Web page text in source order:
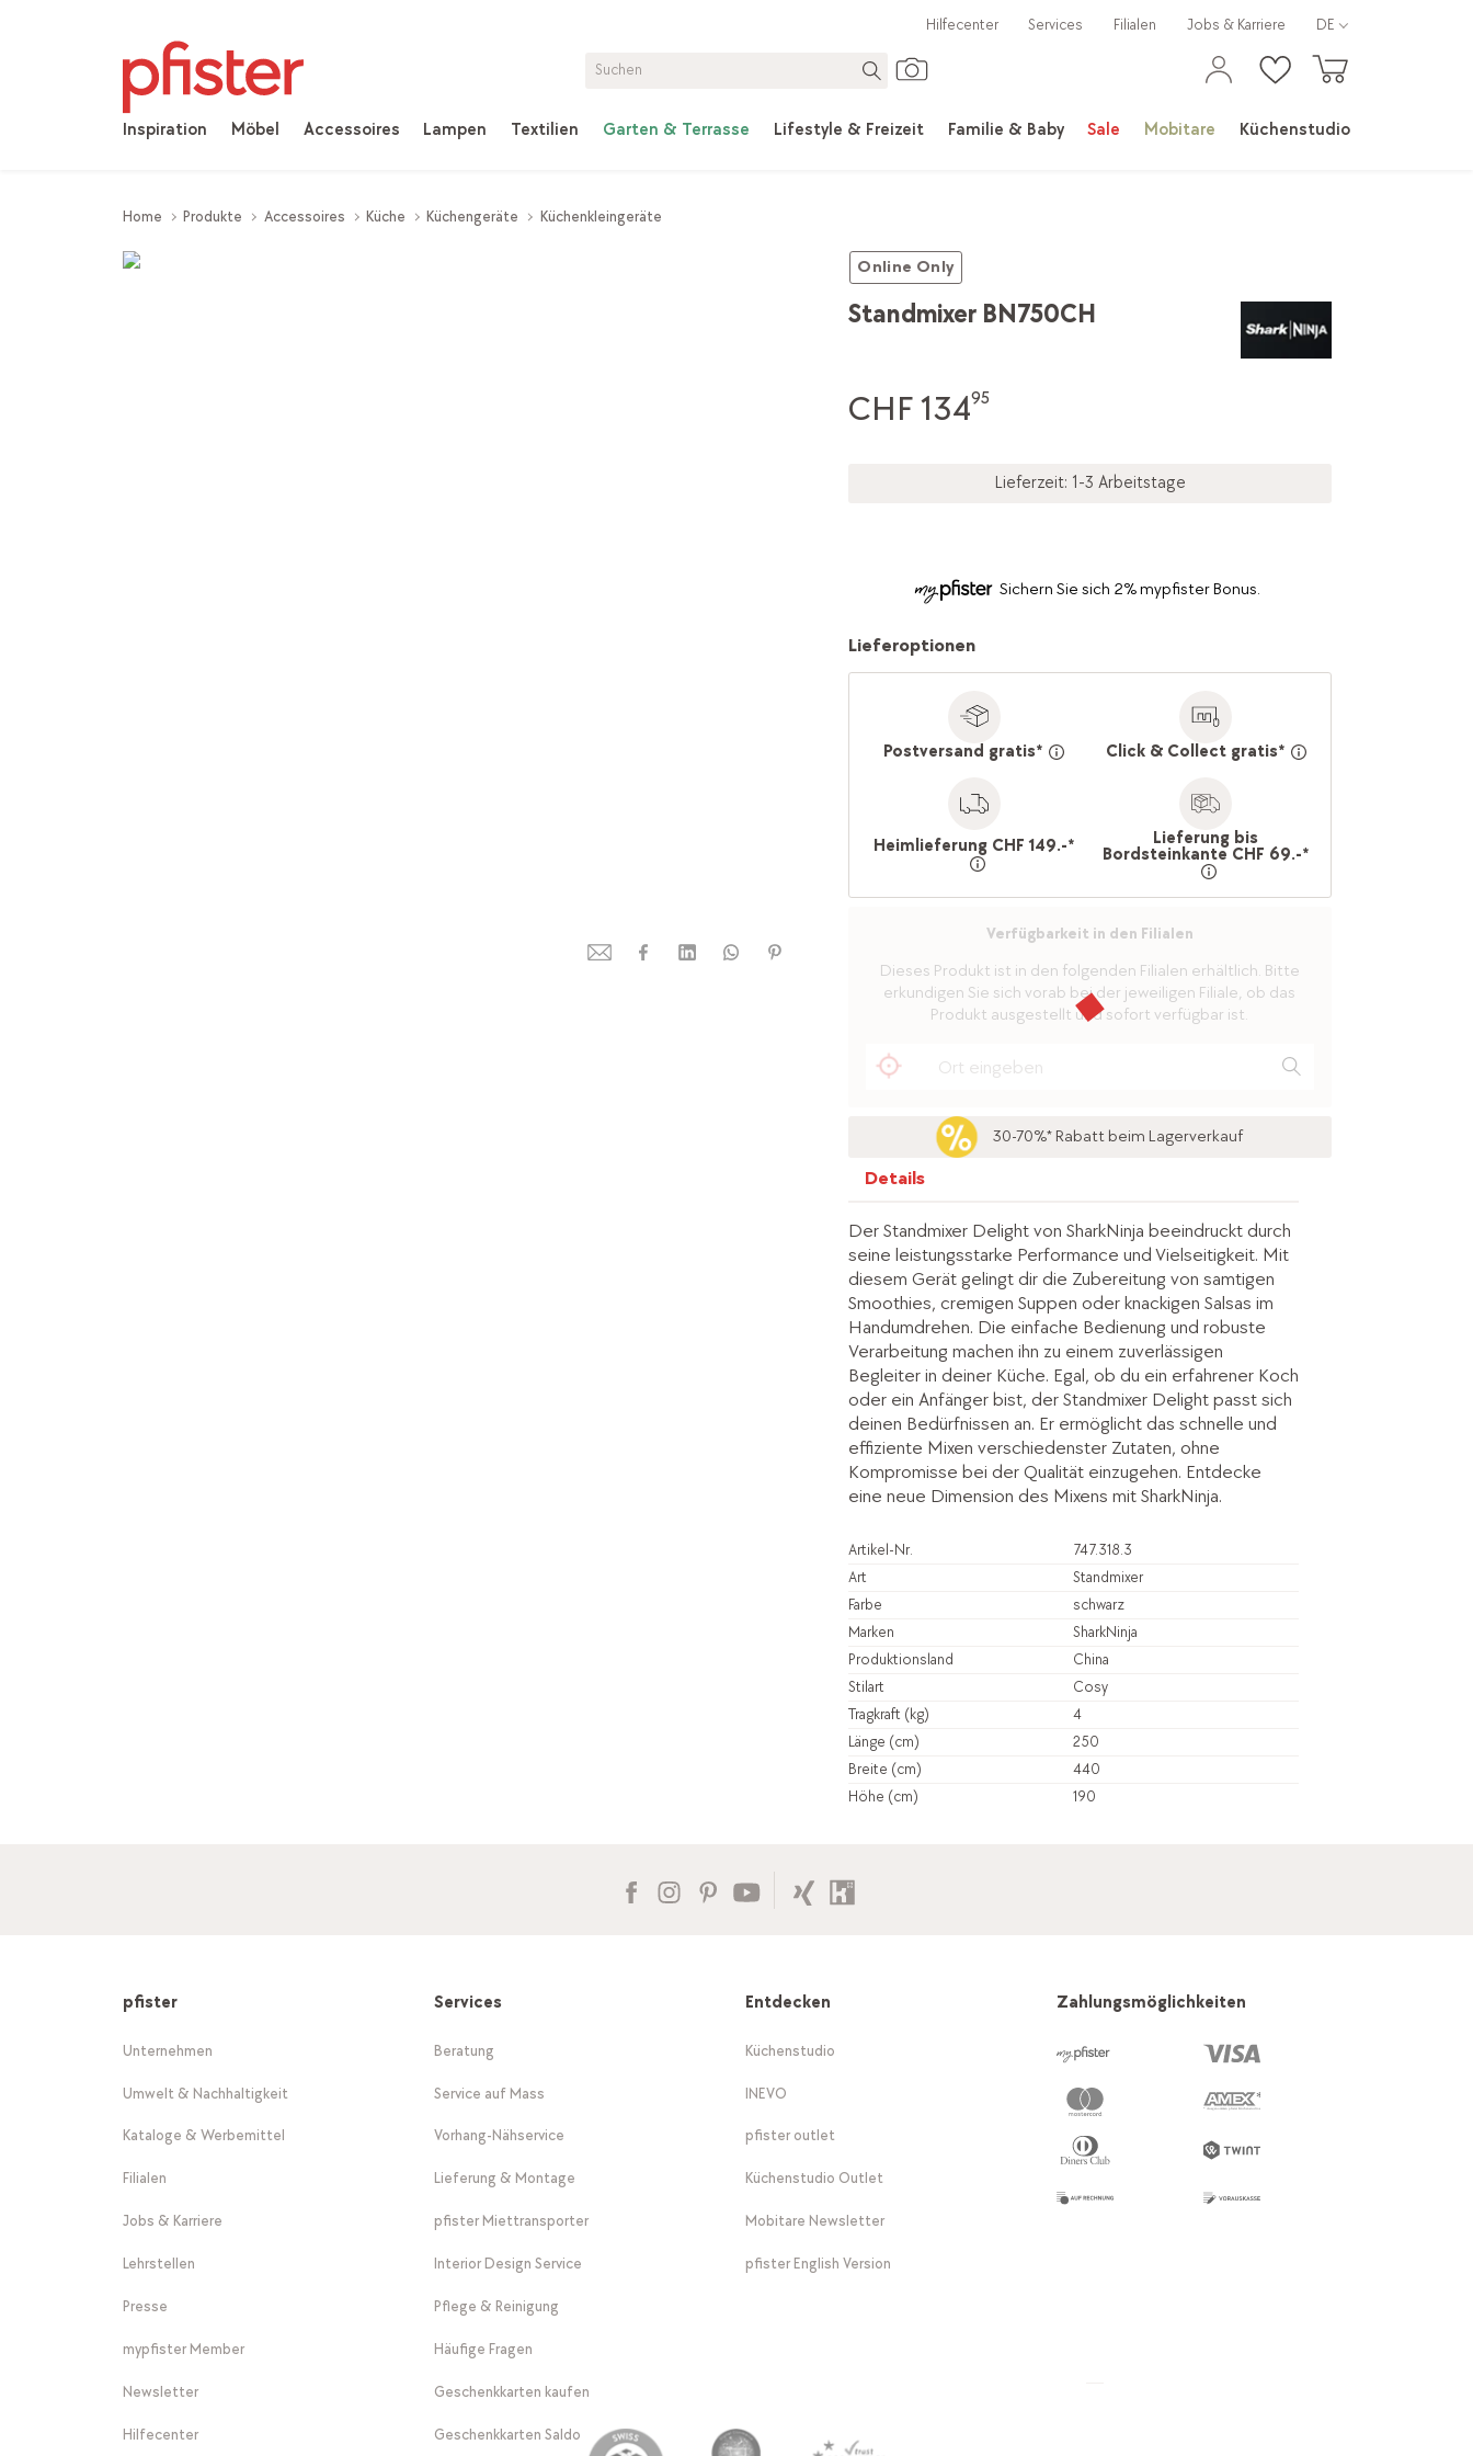
Inspiration Möbel Accessoires Lampen Textilien Garten & Terrasse Lifestyle & Freizeit Familie & Baby Sale Mobitare Küchenstudio
Hilfecenter Services Filialen Jobs & Karriere DE
Home Produkte Accessoires Küche Küchengeräte Küchenkleingeräte
Online Only
Standmixer BN750CH
CHF 13495
Lieferzeit: 1-3 Arbeitstage
Sichern Sie sich 2% mypfister Bonus.
Lieferoptionen
Postversand gratis* Click & Collect gratis*
Heimlieferung CHF 149.-* Lieferung bis
Bordsteinkante CHF 69.-*
Verfügbarkeit in den Filialen
Dieses Produkt ist in den folgenden Filialen erhältlich. Bitte
erkundigen Sie sich vorab bei der jeweiligen Filiale, ob das
Produkt ausgestellt und sofort verfügbar ist.
30-70%* Rabatt beim Lagerverkauf
Details
Der Standmixer Delight von SharkNinja beeindruckt durch
seine leistungsstarke Performance und Vielseitigkeit. Mit
diesem Gerät gelingt dir die Zubereitung von samtigen
Smoothies, cremigen Suppen oder knackigen Salsas im
Handumdrehen. Die einfache Bedienung und robuste
Verarbeitung machen ihn zu einem zuverlässigen
Begleiter in deiner Küche. Egal, ob du ein erfahrener Koch
oder ein Anfänger bist, der Standmixer Delight passt sich
deinen Bedürfnissen an. Er ermöglicht das schnelle und
effiziente Mixen verschiedenster Zutaten, ohne
Kompromisse bei der Qualität einzugehen. Entdecke
eine neue Dimension des Mixens mit SharkNinja.
Artikel-Nr.
747.318.3
Art
Standmixer
Farbe
schwarz
Marken
SharkNinja
Produktionsland
China
Stilart
Cosy
Tragkraft (kg)
4
Länge (cm)
250
Breite (cm)
440
Höhe (cm)
190
pfister
Unternehmen
Umwelt & Nachhaltigkeit
Kataloge & Werbemittel
Filialen
Jobs & Karriere
Lehrstellen
Presse
mypfister Member
Newsletter
Hilfecenter
Services
Beratung
Service auf Mass
Vorhang-Nähservice
Lieferung & Montage
pfister Miettransporter
Interior Design Service
Pflege & Reinigung
Häufige Fragen
Geschenkkarten kaufen
Geschenkkarten Saldo
Entdecken
Küchenstudio
INEVO
pfister outlet
Küchenstudio Outlet
Mobitare Newsletter
pfister English Version
Zahlungsmöglichkeiten